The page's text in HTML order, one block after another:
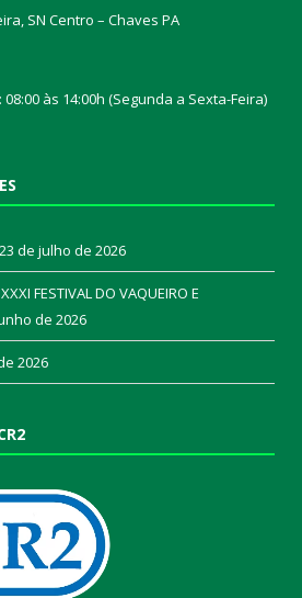
SN Centro – Chaves PA
às 14:00h (Segunda a Sexta-Feira)
23 de julho de 2026
FESTIVAL DO VAQUEIRO E
de 2026
2026